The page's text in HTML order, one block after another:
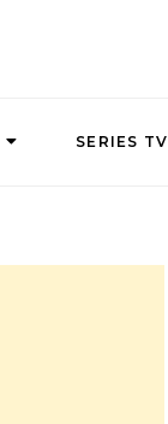
SERIES TV